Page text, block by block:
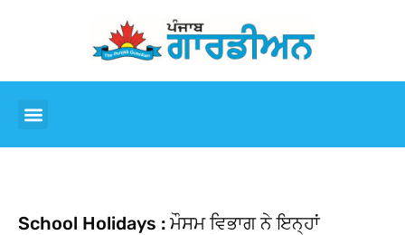
School Holidays : ਮੌਸਮ ਵਿਭਾਗ ਨੇ ਇਨ੍ਹਾਂ